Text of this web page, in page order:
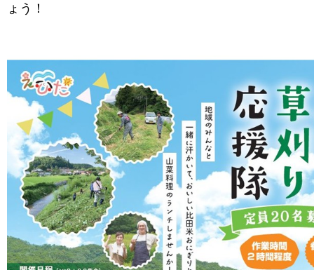
ょう！